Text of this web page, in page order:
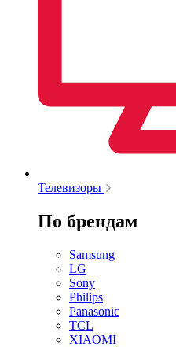
Телевизоры
По брендам
Samsung
LG
Sony
Philips
Panasonic
TCL
XIAOMI